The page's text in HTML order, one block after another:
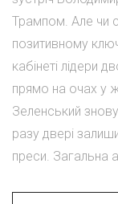
Трампом. Але чи
позитивному
кабінеті лідери
прямо на очах у
Зеленський
разу двері
преси. Загальна